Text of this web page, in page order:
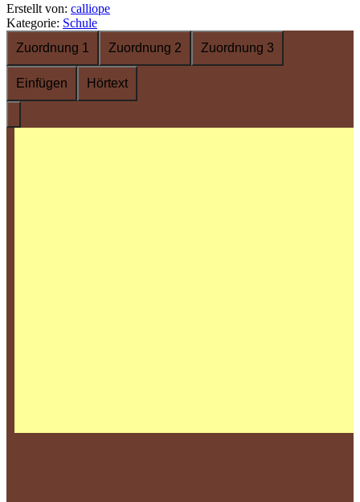
Erstellt von: calliope
Kategorie: Schule
Zuordnung 1
Zuordnung 2 Zuordnung 3
Einfügen Hörtext